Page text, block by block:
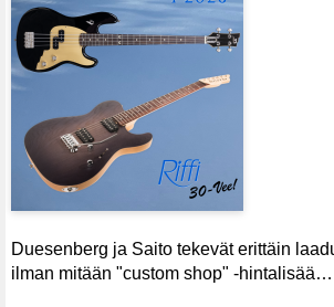
Duesenberg ja Saito tekevät erittäin
ilman mitään "custom shop" -hintalisää…